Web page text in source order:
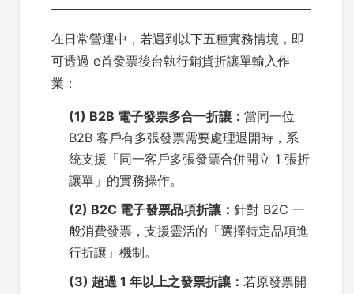
在日常營運中，若遇到以下五種實務情境，即
可透過 e首發票後台執行銷貨折讓單輸入作
業：
(1) B2B 電子發票多合一折讓： 當同一位
B2B 客戶有多張發票需要處理退開時，系
統支援「同一客戶多張發票合併開立 1 張折
讓單」的實務操作。
(2) B2C 電子發票品項折讓： 針對 B2C 一
般消費發票，支援靈活的「選擇特定品項進
行折讓」機制。
(3) 超過 1 年以上之發票折讓： 若原發票開